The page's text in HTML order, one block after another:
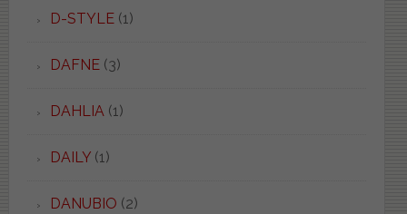
D-STYLE(1)
DAFNE(3)
DAHLIA(1)
DAILY(1)
DANUBIO (2)